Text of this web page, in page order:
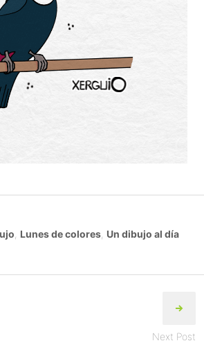
Lunes de colores, Un dibujo al día
Next Post